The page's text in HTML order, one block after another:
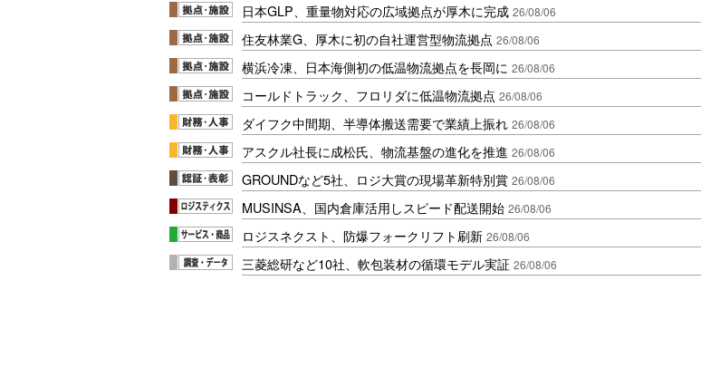
日本GLP、重量物対応の広域拠点が厚木に完成 26/08/06
住友林業G、厚木に初の自社運営型物流拠点 26/08/06
横浜冷凍、日本海側初の低温物流拠点を長岡に 26/08/06
コールドトラック、フロリダに低温物流拠点 26/08/06
ダイフク中間期、半導体搬送需要で業績上振れ 26/08/06
アスクル社長に成松氏、物流基盤の進化を推進 26/08/06
GROUNDなど5社、ロジ大賞の現場革新特別賞 26/08/06
MUSINSA、国内倉庫活用しスピード配送開始 26/08/06
ロジスネクスト、防爆フォークリフト刷新 26/08/06
三菱総研など10社、軟包装材の循環モデル実証 26/08/06